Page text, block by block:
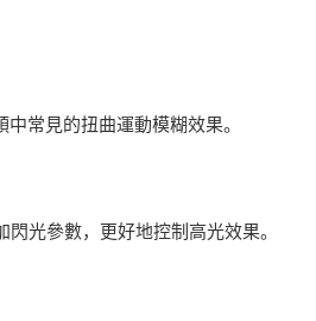
常見的扭曲運動模糊效果。
光參數，更好地控制高光效果。